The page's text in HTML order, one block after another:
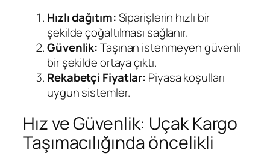
Hızlı dağıtım:Siparişlerin hızlı bir
şekilde çoğaltılması sağlanır.
Güvenlik:Taşınan istenmeyen güvenli
bir şekilde ortaya çıktı.
Rekabetçi Fiyatlar: Piyasa koşulları
uygun sistemler.
Hız ve Güvenlik: Uçak Kargo
Taşımacılığında öncelikli